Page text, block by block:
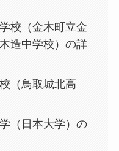
校（金木町立金
造中学校）の詳
（鳥取城北高
（日本大学）の